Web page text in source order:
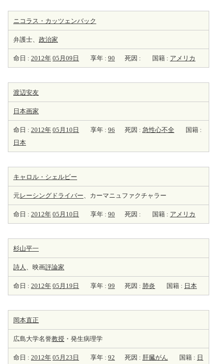
ニコラス・カッツェンバック
弁護士、 政治家
命日 : 2012年 05月09日 享年 : 90 死因 : 国籍 : アメリカ
渡辺安友
日本画家
命日 : 2012年 05月10日 享年 : 96 死因 : 急性心不全
国籍 :
日本
キャロル・シェルビー
元レーシング ドライバー、カーマニュファクチャラー
命日 : 2012年 05月10日 享年 : 90 死因 : 国籍 : アメリカ
杉山平一
詩人 、映画評論家
命日 : 2012年 05月19日 享年 : 99 死因 : 肺炎 国籍 : 日本
岡本直正
広島大学名誉教授 ・発生病理学
命日 : 2012年 05月23日 享年 : 92 死因 : 肝臓がん 国籍 : 日